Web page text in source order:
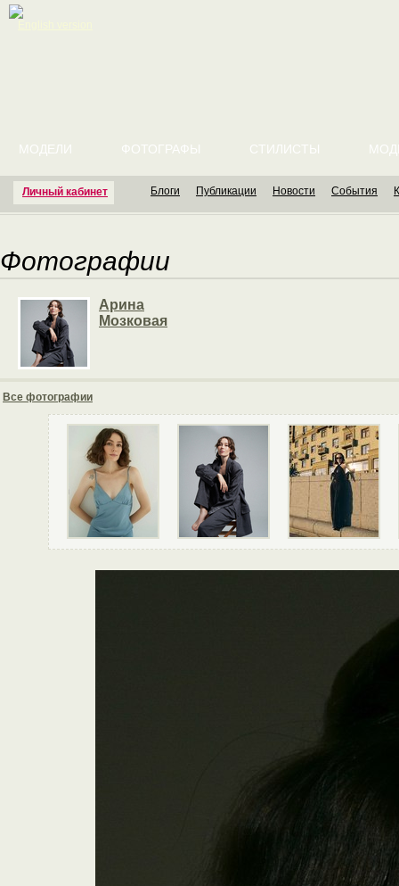
Личный кабинет
МОДЕЛИ ФОТОГРАФЫ СТИЛИСТЫ
Блоги Публикации Новости События
Фотографии
Арина
Мозковая
Все фотографии